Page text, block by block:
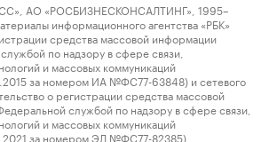
АО «РОСБИЗНЕСКОНСАЛТИНГ», 1995–
информационного агентства «РБК»
средства массовой информации
по надзору в сфере связи,
и массовых коммуникаций
за номером ИА №ФС77-63848) и сетевого
о регистрации средства массовой
службой по надзору в сфере связи,
и массовых коммуникаций
за номером ЭЛ №ФС77-82385)